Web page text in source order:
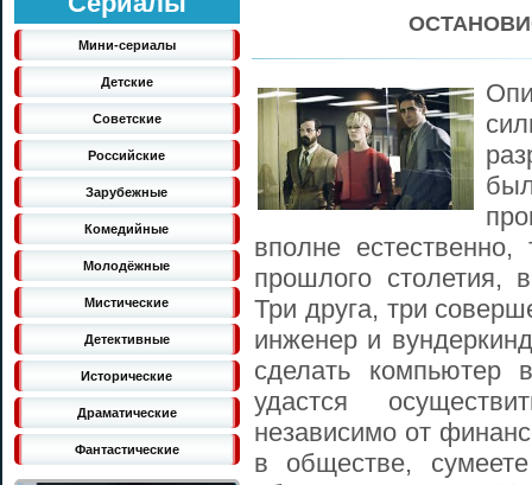
Мини-сериалы
Детские
Советские
Российские
Зарубежные
Комедийные
Молодёжные
Мистические
Детективные
Исторические
Драматические
Фантастические
вполне
прошлого столетия,
Три друга, три
инженер и
сделать компьютер
удастся
независимо от
в обществе,